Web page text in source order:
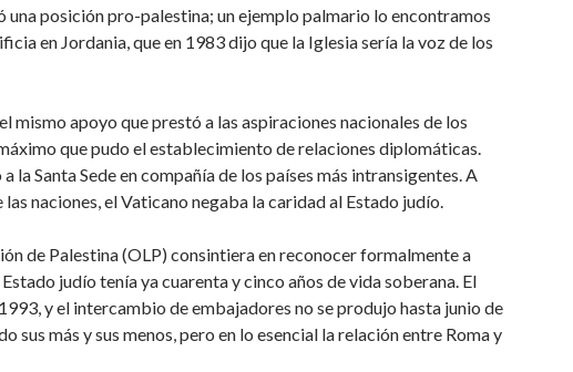
posición pro-palestina; un ejemplo palmario lo encontramos
en Jordania, que en 1983 dijo que la Iglesia sería la voz de los
mismo apoyo que prestó a las aspiraciones nacionales de los
que pudo el establecimiento de relaciones diplomáticas.
la Santa Sede en compañía de los países más intransigentes. A
naciones, el Vaticano negaba la caridad al Estado judío.
de Palestina (OLP) consintiera en reconocer formalmente a
judío tenía ya cuarenta y cinco años de vida soberana. El
y el intercambio de embajadores no se produjo hasta junio de
sus más y sus menos, pero en lo esencial la relación entre Roma y